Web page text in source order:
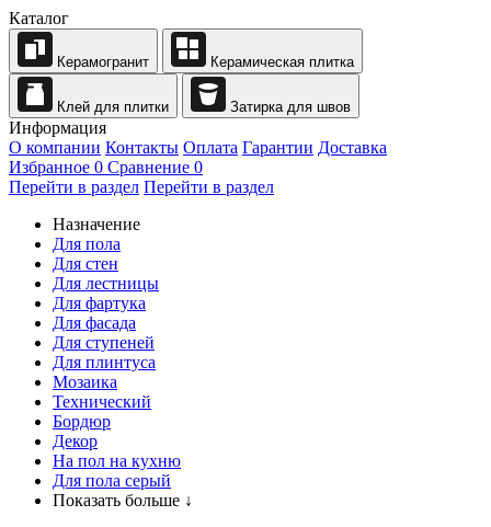
Каталог
Керамогранит Керамическая плитка
Клей для плитки Затирка для швов
Информация
О компании Контакты Оплата Гарантии Доставка
Избранное 0 Сравнение 0
Перейти в раздел Перейти в раздел
Назначение
Для пола
Для стен
Для лестницы
Для фартука
Для фасада
Для ступеней
Для плинтуса
Мозаика
Технический
Бордюр
Декор
На пол на кухню
Для пола серый
Показать больше ↓